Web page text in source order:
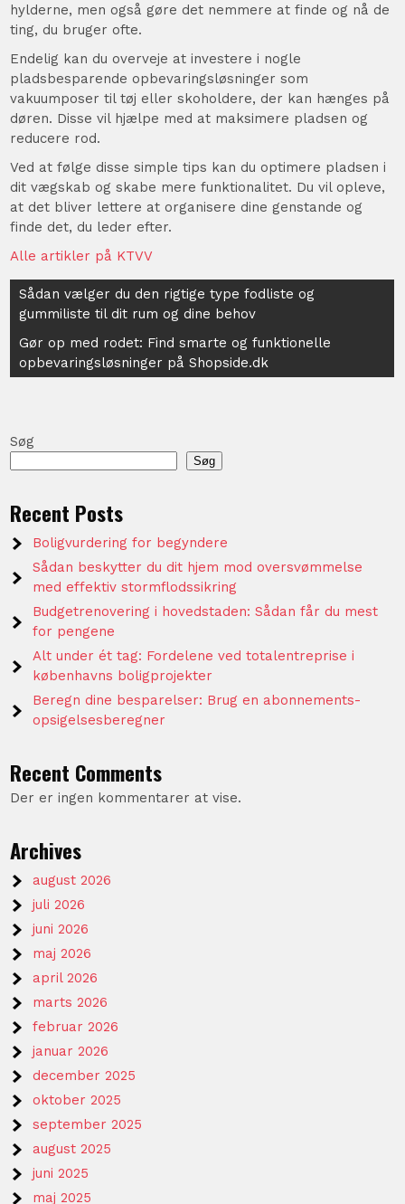
hylderne, men også gøre det nemmere at finde og nå de
ting, du bruger ofte.
Endelig kan du overveje at investere i nogle
pladsbesparende opbevaringsløsninger som
vakuumposer til tøj eller skoholdere, der kan hænges på
døren. Disse vil hjælpe med at maksimere pladsen og
reducere rod.
Ved at følge disse simple tips kan du optimere pladsen i
dit vægskab og skabe mere funktionalitet. Du vil opleve,
at det bliver lettere at organisere dine genstande og
finde det, du leder efter.
Alle artikler på KTVV
Indlægsnavigation
Sådan vælger du den rigtige type fodliste og
gummiliste til dit rum og dine behov
Gør op med rodet: Find smarte og funktionelle
opbevaringsløsninger på Shopside.dk
Søg
Søg
Recent Posts
Boligvurdering for begyndere
Sådan beskytter du dit hjem mod oversvømmelse
med effektiv stormflodssikring
Budgetrenovering i hovedstaden: Sådan får du mest
for pengene
Alt under ét tag: Fordelene ved totalentreprise i
københavns boligprojekter
Beregn dine besparelser: Brug en abonnements-
opsigelsesberegner
Recent Comments
Der er ingen kommentarer at vise.
Archives
august 2026
juli 2026
juni 2026
maj 2026
april 2026
marts 2026
februar 2026
januar 2026
december 2025
oktober 2025
september 2025
august 2025
juni 2025
maj 2025